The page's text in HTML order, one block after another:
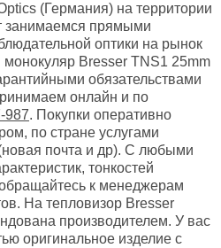
(Германия) на территории
занимаемся прямыми
оптики на рынок
Bresser TNS1 25mm
обязательствами
онлайн и по
987. Покупки оперативно
по стране услугами
почта и др). С любыми
тонкостей
к менеджерам
На тепловизор Bresser
производителем. У вас
оригинальное изделие с